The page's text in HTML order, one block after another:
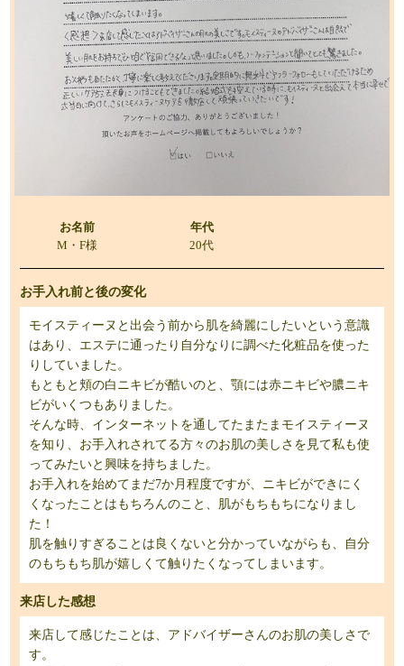
お名前
M・F様
年代
20代
お手入れ前と後の変化
モイスティーヌと出会う前から肌を綺麗にしたいという意識
はあり、エステに通ったり自分なりに調べた化粧品を使った
りしていました。
もともと頬の白ニキビが酷いのと、顎には赤ニキビや膿ニキ
ビがいくつもありました。
そんな時、インターネットを通してたまたまモイスティーヌ
を知り、お手入れされてる方々のお肌の美しさを見て私も使
ってみたいと興味を持ちました。
お手入れを始めてまだ7か月程度ですが、ニキビができにく
くなったことはもちろんのこと、肌がもちもちになりまし
た！
肌を触りすぎることは良くないと分かっていながらも、自分
のもちもち肌が嬉しくて触りたくなってしまいます。
来店した感想
来店して感じたことは、アドバイザーさんのお肌の美しさで
す。